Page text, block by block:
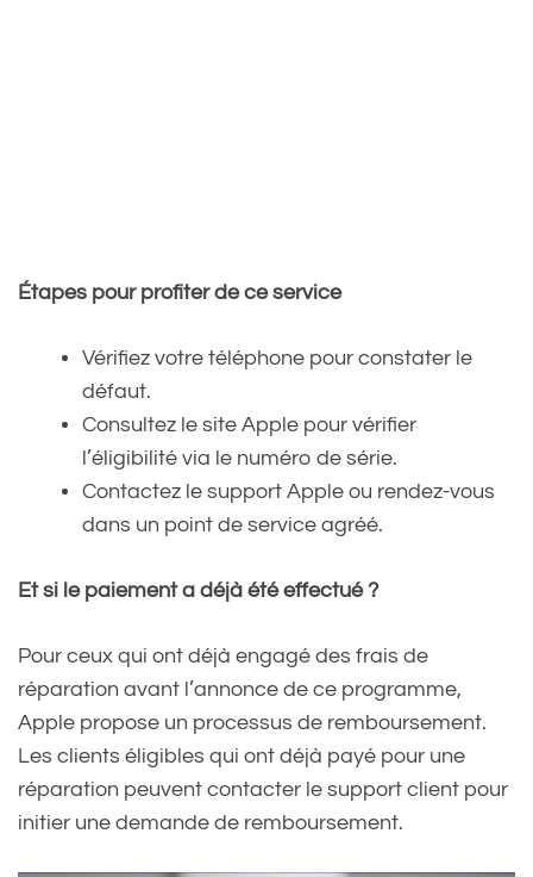
Étapes pour profiter de ce service
Vérifiez votre téléphone pour constater le
défaut.
Consultez le site Apple pour vérifier
l’éligibilité via le numéro de série.
Contactez le support Apple ou rendez-vous
dans un point de service agréé.
Et si le paiement a déjà été effectué ?
Pour ceux qui ont déjà engagé des frais de
réparation avant l’annonce de ce programme,
Apple propose un processus de remboursement.
Les clients éligibles qui ont déjà payé pour une
réparation peuvent contacter le support client pour
initier une demande de remboursement.